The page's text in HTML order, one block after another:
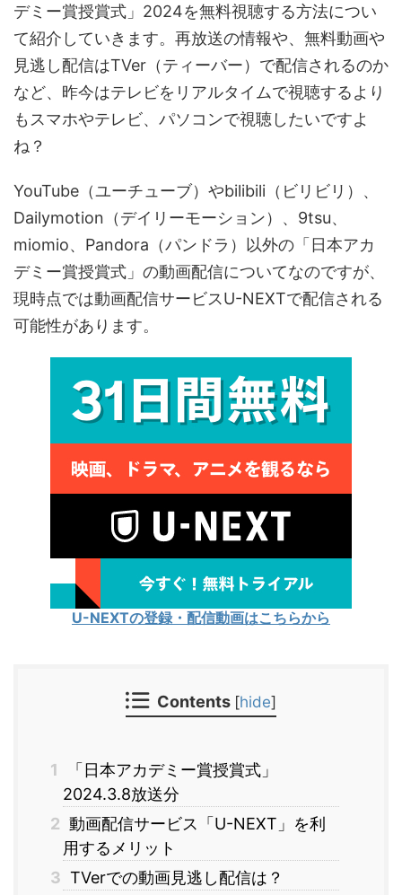
デミー賞授賞式」2024を無料視聴する方法につい
て紹介していきます。再放送の情報や、無料動画や
見逃し配信はTVer（ティーバー）で配信されるのか
など、昨今はテレビをリアルタイムで視聴するより
もスマホやテレビ、パソコンで視聴したいですよ
ね？
YouTube（ユーチューブ）やbilibili（ビリビリ）、
Dailymotion（デイリーモーション）、9tsu、
miomio、Pandora（パンドラ）以外の「日本アカ
デミー賞授賞式」の動画配信についてなのですが、
現時点では動画配信サービスU-NEXTで配信される
可能性があります。
U-NEXTの登録・配信動画はこちらから
Contents [hide]
1
「日本アカデミー賞授賞式」
2024.3.8放送分
2 動画配信サービス「U-NEXT」を利
用するメリット
3 TVerでの動画見逃し配信は？